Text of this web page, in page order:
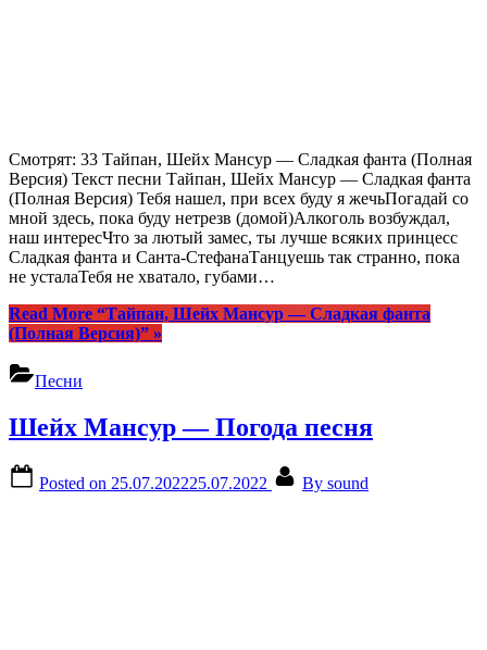
Смотрят: 33 Тайпан, Шейх Мансур — Сладкая фанта (Полная
Версия) Текст песни Тайпан, Шейх Мансур — Сладкая фанта
(Полная Версия) Тебя нашел, при всех буду я жечьПогадай со
мной здесь, пока буду нетрезв (домой)Алкоголь возбуждал,
наш интересЧто за лютый замес, ты лучше всяких принцесс
Сладкая фанта и Санта-СтефанаТанцуешь так странно, пока
не усталаТебя не хватало, губами…
Read More “Тайпан, Шейх Мансур — Сладкая фанта
(Полная Версия)” »
Песни
Шейх Мансур — Погода песня
Posted on 25.07.202225.07.2022 By sound